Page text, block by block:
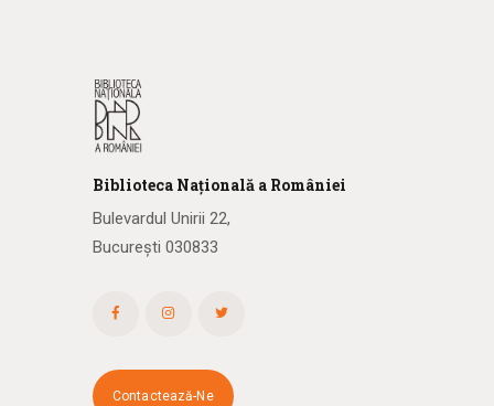
Biblioteca Națională a României
Bulevardul Unirii 22,
București 030833
Contactează-Ne